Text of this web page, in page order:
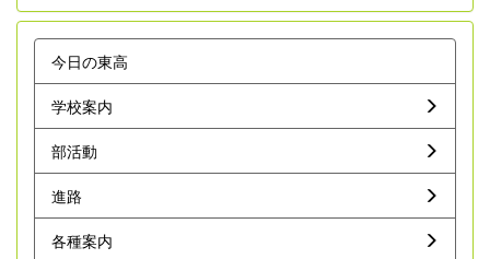
今日の東高
学校案内
部活動
進路
各種案内